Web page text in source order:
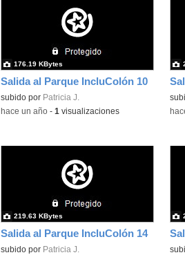
Salida al Parque IncluColón 10
subido por Patricia J.
176.19 KBytes
-hace un año- 1 visualizaciones -
Salida al Parque IncluColón 14
subido por Patricia J.
219.63 KBytes